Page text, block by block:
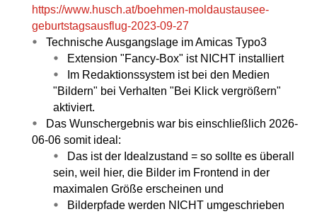
https://www.husch.at/boehmen-moldaustausee-
geburtstagsausflug-2023-09-27
Technische Ausgangslage im Amicas Typo3
Extension "Fancy-Box" ist NICHT installiert
Im Redaktionssystem ist bei den Medien
"Bildern" bei Verhalten "Bei Klick vergrößern"
aktiviert.
Das Wunschergebnis war bis einschließlich 2026-
06-06 somit ideal:
Das ist der Idealzustand = so sollte es überall
sein, weil hier, die Bilder im Frontend in der
maximalen Größe erscheinen und
Bilderpfade werden NICHT umgeschrieben